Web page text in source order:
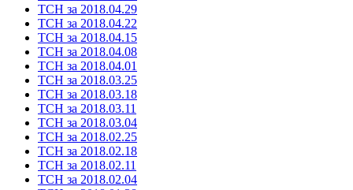
ТСН за 2018.04.29
ТСН за 2018.04.22
ТСН за 2018.04.15
ТСН за 2018.04.08
ТСН за 2018.04.01
ТСН за 2018.03.25
ТСН за 2018.03.18
ТСН за 2018.03.11
ТСН за 2018.03.04
ТСН за 2018.02.25
ТСН за 2018.02.18
ТСН за 2018.02.11
ТСН за 2018.02.04